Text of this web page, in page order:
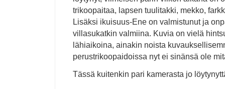
trikoopaitaa, lapsen tuulitakki, mekko,
Lisäksi ikuisuus-Ene on valmistunut ja
villasukatkin valmiina. Kuvia on vielä
lähiaikoina, ainakin noista
perustrikoopaidoissa nyt ei sinänsä ole
Tässä kuitenkin pari kamerasta jo